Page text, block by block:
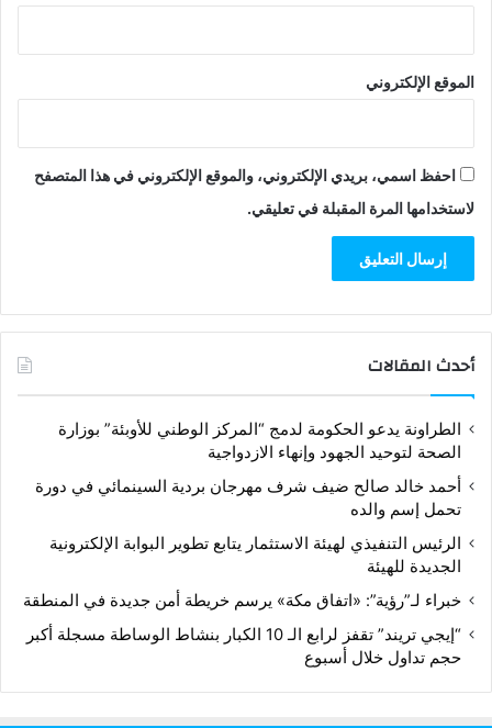
الموقع الإلكتروني
احفظ اسمي، بريدي الإلكتروني، والموقع الإلكتروني في هذا المتصفح
لاستخدامها المرة المقبلة في تعليقي.
أحدث المقالات
الطراونة يدعو الحكومة لدمج “المركز الوطني للأوبئة” بوزارة
الصحة لتوحيد الجهود وإنهاء الازدواجية
أحمد خالد صالح ضيف شرف مهرجان بردية السينمائي في دورة
تحمل إسم والده
الرئيس التنفيذي لهيئة الاستثمار يتابع تطوير البوابة الإلكترونية
الجديدة للهيئة
خبراء لـ”رؤية”: «اتفاق مكة» يرسم خريطة أمن جديدة في المنطقة
“إيجي تريند” تقفز لرابع الـ 10 الكبار بنشاط الوساطة مسجلة أكبر
حجم تداول خلال أسبوع